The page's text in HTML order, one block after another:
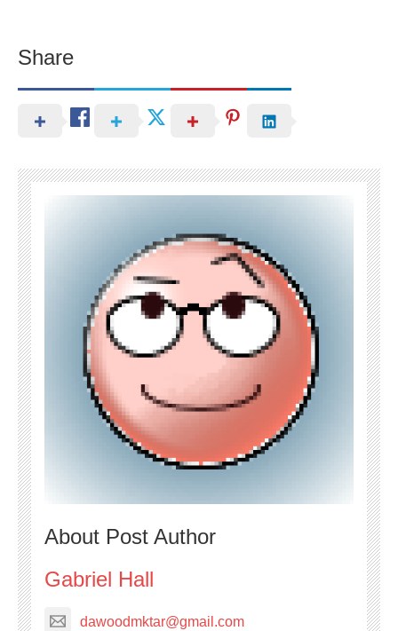
Share
About Post Author
Gabriel Hall
dawoodmktar@gmail.com